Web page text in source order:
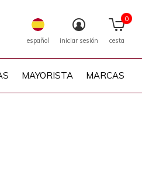
MAYORISTA MARCAS
español iniciar sesión cesta
0